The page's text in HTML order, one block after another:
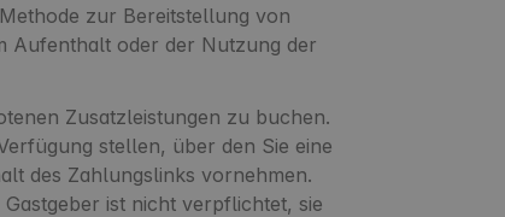
zur Bereitstellung von
Aufenthalt oder der Nutzung der
Zusatzleistungen zu buchen.
stellen, über den Sie eine
des Zahlungslinks vornehmen.
ist nicht verpflichtet, sie